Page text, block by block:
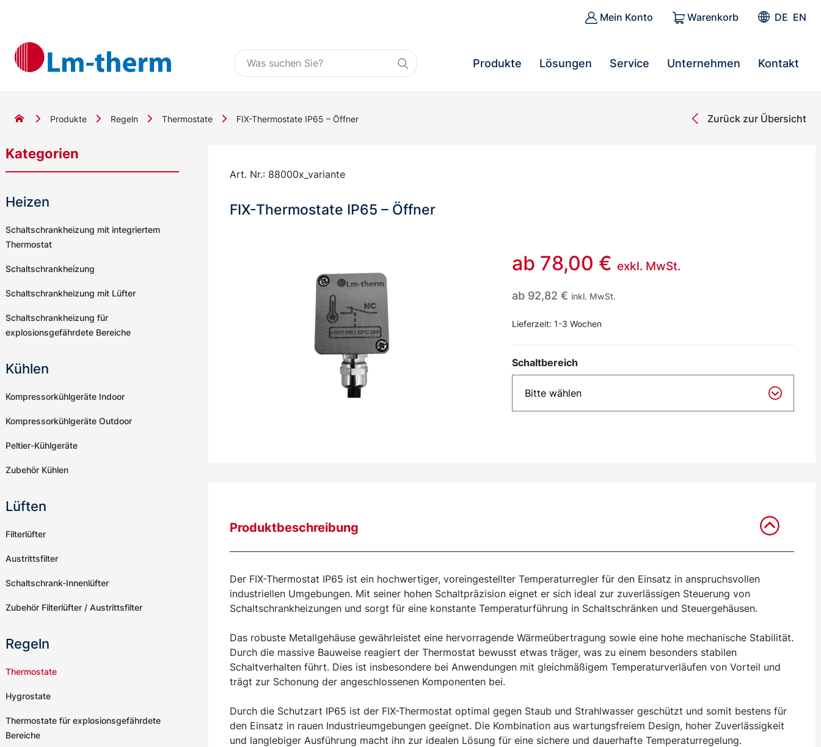
Mein Konto Warenkorb DE EN
Produkte Lösungen Service Unternehmen Kontakt
Produkte Regeln Thermostate FIX-Thermostate IP65 – Öffner Zurück zur Übersicht
Art. Nr.: 88000x_variante
FIX-Thermostate IP65 – Öffner
ab 78,00 € exkl. MwSt.
ab 92,82 € inkl. MwSt.
Lieferzeit: 1-3 Wochen
Schaltbereich
Produktbeschreibung
Der FIX-Thermostat IP65 ist ein hochwertiger, voreingestellter Temperaturregler für den Einsatz in anspruchsvollen
industriellen Umgebungen. Mit seiner hohen Schaltpräzision eignet er sich ideal zur zuverlässigen Steuerung von
Schaltschrankheizungen und sorgt für eine konstante Temperaturführung in Schaltschränken und Steuergehäusen.
Das robuste Metallgehäuse gewährleistet eine hervorragende Wärmeübertragung sowie eine hohe mechanische Stabilität.
Durch die massive Bauweise reagiert der Thermostat bewusst etwas träger, was zu einem besonders stabilen
Schaltverhalten führt. Dies ist insbesondere bei Anwendungen mit gleichmäßigem Temperaturverläufen von Vorteil und
trägt zur Schonung der angeschlossenen Komponenten bei.
Durch die Schutzart IP65 ist der FIX-Thermostat optimal gegen Staub und Strahlwasser geschützt und somit bestens für
den Einsatz in rauen Industrieumgebungen geeignet. Die Kombination aus wartungsfreiem Design, hoher Zuverlässigkeit
und langlebiger Ausführung macht ihn zur idealen Lösung für eine sichere und dauerhafte Temperaturregelung.
Kategorien
Heizen
Schaltschrankheizung mit integriertem
Thermostat
Schaltschrankheizung
Schaltschrankheizung mit Lüfter
Schaltschrankheizung für
explosionsgefährdete Bereiche
Kühlen
Kompressorkühlgeräte Indoor
Kompressorkühlgeräte Outdoor
Peltier-Kühlgeräte
Zubehör Kühlen
Lüften
Filterlüfter
Austrittsfilter
Schaltschrank-Innenlüfter
Zubehör Filterlüfter / Austrittsfilter
Regeln
Thermostate
Hygrostate
Thermostate für explosionsgefährdete
Bereiche